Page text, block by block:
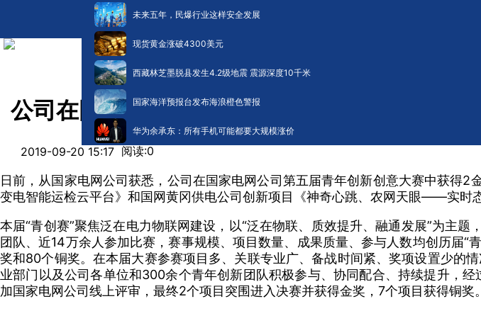
未来五年，民爆行业这样安全发展
现货黄金涨破4300美元
西藏林芝墨脱县发生4.2级地震 震源深度10千米
国家海洋预报台发布海浪橙色警报
华为余承东：所有手机可能都要大规模涨价
公司在国家电网公司第五届青年创新创意大赛
2019-09-20 15:17 阅读:0
日前，从国家电网公司获悉，公司在国家电网公司第五届青年创新创意大赛中获
变电智能运检云平台》和国网黄冈供电公司创新项目《神奇心跳、农网天眼——实时
本届“青创赛”聚焦泛在电力物联网建设，以“泛在物联、质效提升、融通发展”为主
团队、近14万余人参加比赛，赛事规模、项目数量、成果质量、参与人数均创历届
奖和80个铜奖。在本届大赛参赛项目多、关联专业广、备战时间紧、奖项设置少的
业部门以及公司各单位和300余个青年创新团队积极参与、协同配合、持续提升，
加国家电网公司线上评审，最终2个项目突围进入决赛并获得金奖，7个项目获得铜奖。